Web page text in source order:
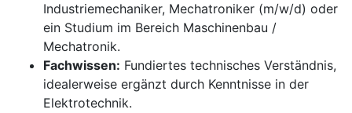
Industriemechaniker, Mechatroniker (m/w/d) oder
ein Studium im Bereich Maschinenbau /
Mechatronik.
Fachwissen: Fundiertes technisches Verständnis,
idealerweise ergänzt durch Kenntnisse in der
Elektrotechnik.